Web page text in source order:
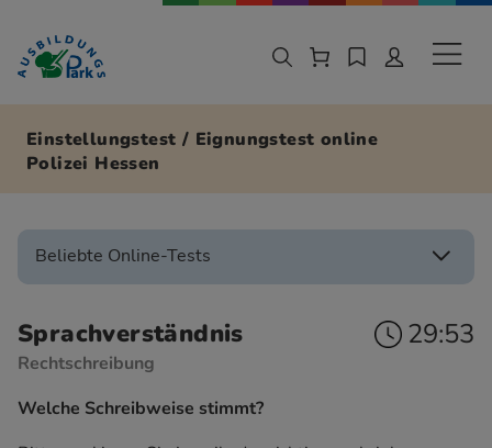
Zur Navigation springen
Zu den Hauptinhalten springen
Einstellungstest / Eignungstest online
Polizei Hessen
Beliebte Online-Tests